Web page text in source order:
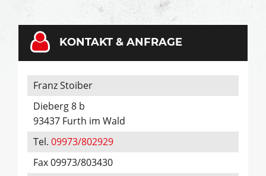
KONTAKT & ANFRAGE
Franz Stoiber
Dieberg 8 b
93437 Furth im Wald
Tel. 09973/802929
Fax 09973/803430